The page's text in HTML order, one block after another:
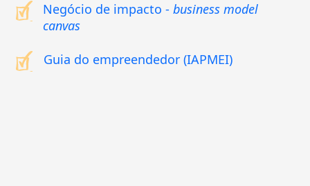
Negócio de impacto -business model
canvas
Guia do empreendedor (IAPMEI)